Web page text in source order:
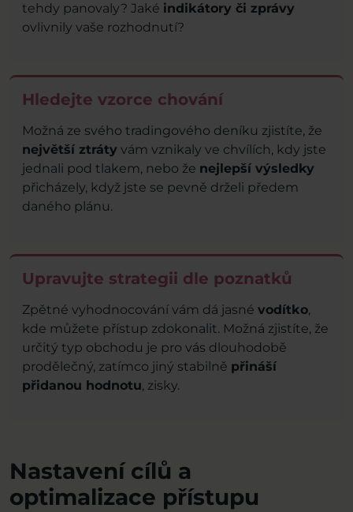
tehdy panovaly? Jaké indikátory či zprávy
ovlivnily vaše rozhodnutí?
Hledejte vzorce chování
Možná ze svého tradingového deníku zjistíte, že
největší ztráty vám vznikaly ve chvílích, kdy jste
jednali pod tlakem, nebo že nejlepší výsledky
přicházely, když jste se pevně drželi předem
daného plánu.
Upravujte strategii dle poznatků
Zpětné vyhodnocování vám dá jasné vodítko,
kde můžete přístup zdokonalit. Možná zjistíte, že
určitý typ obchodu je pro vás dlouhodobě
prodělečný, zatímco jiný stabilně přináší
přidanou hodnotu, zisky.
Nastavení cílů a
optimalizace přístupu